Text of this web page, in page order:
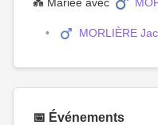
MORLIÈRE
📅 Événements